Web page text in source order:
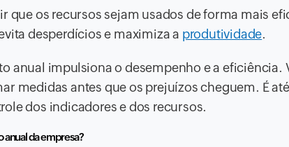
que os recursos sejam usados de forma mais
desperdícios e maximiza a produtividade.
anual impulsiona o desempenho e a eficiência.
medidas antes que os prejuízos cheguem. É
dos indicadores e dos recursos.
anual da empresa?